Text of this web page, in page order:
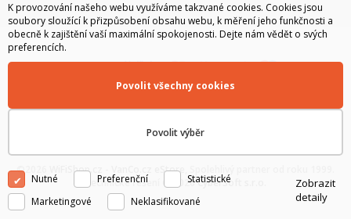
©2026 WiFiShop.cz - VanCo.cz eStore
Technické řešení © 2026CyberSoft s.r.o.
K provozování našeho webu využíváme takzvané cookies. Cookies jsou
soubory sloužící k přizpůsobení obsahu webu, k měření jeho funkčnosti a
obecně k zajištění vaší maximální spokojenosti. Dejte nám vědět o svých
preferencích.
Povolit výběr
Povolit všechny cookies
Nutné Preferenční
Statistické
Marketingové
Neklasifikované
Zobrazit
detaily